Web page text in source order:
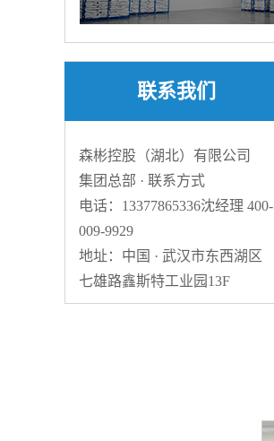
联系我们
森彬控股（湖北）有限公司
集团总部 · 联系方式
电话：13377865336沈经理 400-
009-9929
地址：中国 · 武汉市东西湖区
七雄路鑫斯特工业园13F